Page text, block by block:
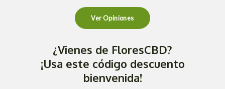
Ver Opiniones
¿Vienes de FloresCBD?
¡Usa este código descuento
bienvenida!